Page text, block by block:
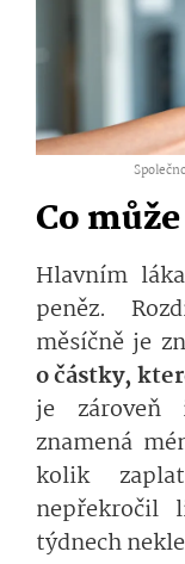
Co
Hlavním
peněz.
měsíčně je
o částky,
je zároveň
znamená
kolik
týdnech